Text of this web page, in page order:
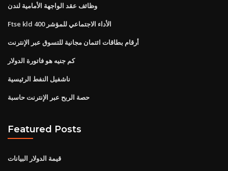
وظائف عقد الواجهة الأمامية لندن
Ftse kld 400 الأداء الاجتماعي للمؤشر
أرقام بطاقات ائتمان مجانية للتسوق عبر الإنترنت
كم جنيه هو فاتورة الدولار
ناشفيل النفط الرئيسية
حصة الربح عبر الإنترنت حاسبة
Featured Posts
قيمة الدولار البيانات